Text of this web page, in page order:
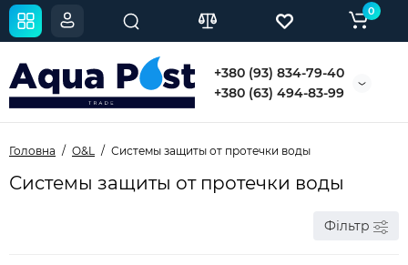
+380 (93) 834-79-40
+380 (63) 494-83-99
0
Головна O&L Системы защиты от протечки воды
Системы защиты от протечки воды
Фільтр